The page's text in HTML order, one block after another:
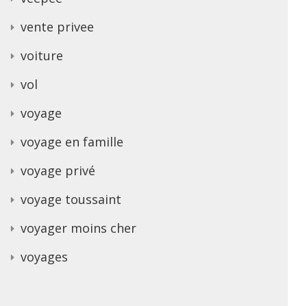
vente privee
voiture
vol
voyage
voyage en famille
voyage privé
voyage toussaint
voyager moins cher
voyages